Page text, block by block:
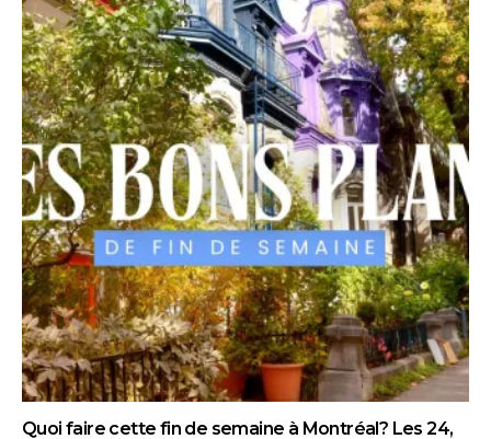
Quoi faire cette fin de semaine à Montréal? Les 24,